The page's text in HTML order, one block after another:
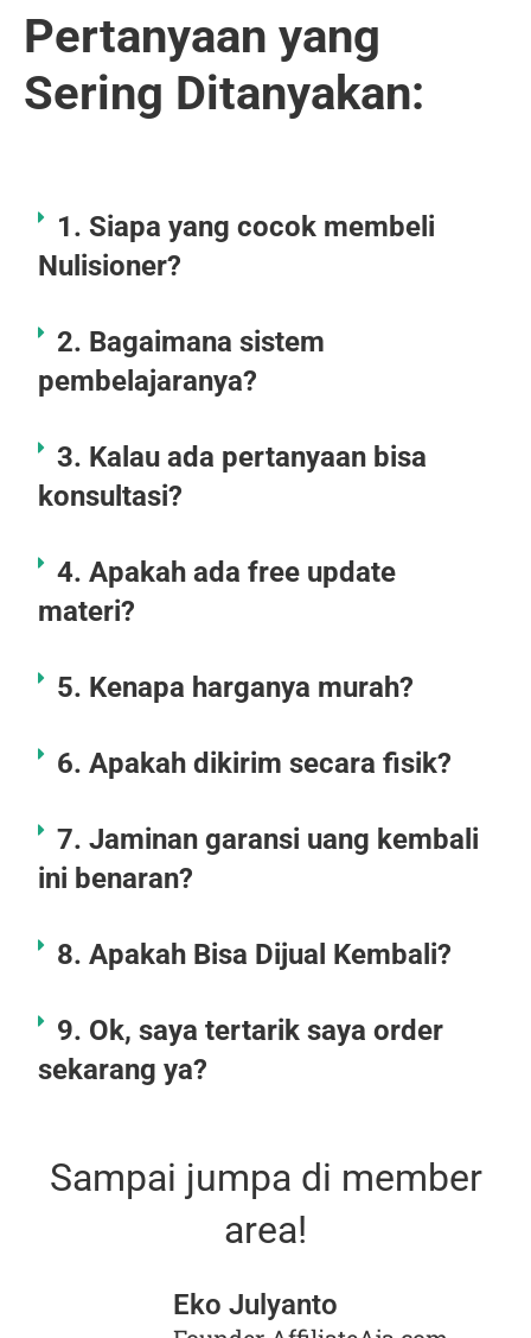
Pertanyaan yang
Sering Ditanyakan:
1. Siapa yang cocok membeli
Nulisioner?
2. Bagaimana sistem
pembelajaranya?
3. Kalau ada pertanyaan bisa
konsultasi?
4. Apakah ada free update
materi?
5. Kenapa harganya murah?
6. Apakah dikirim secara fisik?
7. Jaminan garansi uang kembali
ini benaran?
8. Apakah Bisa Dijual Kembali?
9. Ok, saya tertarik saya order
sekarang ya?
Sampai jumpa di member
area!
Eko Julyanto